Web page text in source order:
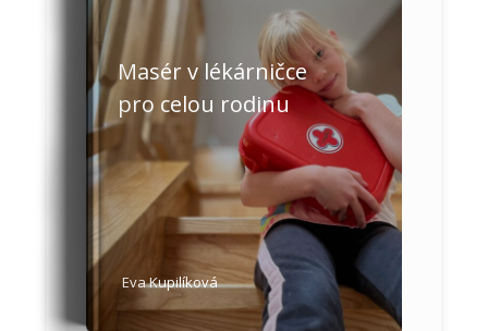
Masér v lékárničce
pro celou rodinu
Eva Kupilíková